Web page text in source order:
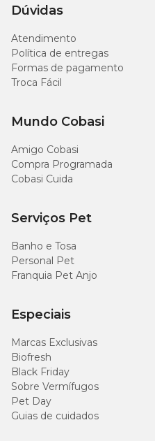
Dúvidas
Atendimento
Política de entregas
Formas de pagamento
Troca Fácil
Mundo Cobasi
Amigo Cobasi
Compra Programada
Cobasi Cuida
Serviços Pet
Banho e Tosa
Personal Pet
Franquia Pet Anjo
Especiais
Marcas Exclusivas
Biofresh
Black Friday
Sobre Vermífugos
Pet Day
Guias de cuidados